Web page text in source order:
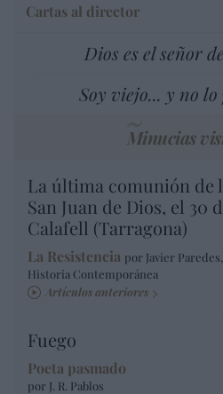
Cartas al director
Dios es el señor
Soy viejo... y no
Minucias
La última comunión de
San Juan de Dios, el 30
Calafell (Tarragona)
La Resistencia por Javier
Historia Contemporánea
Artículos anteriores
Fuego
Poeta pasmado
por J. R. Pablos